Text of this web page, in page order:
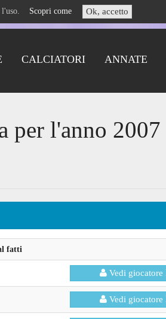
l'uso. Scopri come Ok, accetto
CALCIATORI ANNATE
per l'anno 2007
fatti
Vedi giocatore
Vedi giocatore